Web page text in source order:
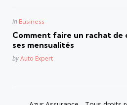
Posted
in Business
Comment faire un rachat de
ses mensualités
Posted
byAuto Expert